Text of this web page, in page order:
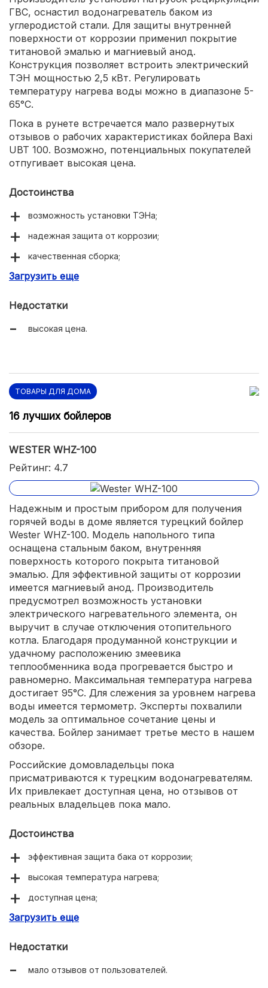
ГВС, оснастил водонагреватель баком из
углеродистой стали. Для защиты внутренней
поверхности от коррозии применил покрытие
титановой эмалью и магниевый анод.
Конструкция позволяет встроить электрический
ТЭН мощностью 2,5 кВт. Регулировать
температуру нагрева воды можно в диапазоне 5-
65°С.
Пока в рунете встречается мало развернутых
отзывов о рабочих характеристиках бойлера Baxi
UBT 100. Возможно, потенциальных покупателей
отпугивает высокая цена.
Достоинства
возможность установки ТЭНа;
надежная защита от коррозии;
качественная сборка;
рециркуляция ГВС.
Загрузить еще
Недостатки
высокая цена.
ТОВАРЫ ДЛЯ ДОМА
16 лучших бойлеров
WESTER WHZ-100
Рейтинг: 4.7
Надежным и простым прибором для получения
горячей воды в доме является турецкий бойлер
Wester WHZ-100. Модель напольного типа
оснащена стальным баком, внутренняя
поверхность которого покрыта титановой
эмалью. Для эффективной защиты от коррозии
имеется магниевый анод. Производитель
предусмотрел возможность установки
электрического нагревательного элемента, он
выручит в случае отключения отопительного
котла. Благодаря продуманной конструкции и
удачному расположению змеевика
теплообменника вода прогревается быстро и
равномерно. Максимальная температура нагрева
достигает 95°С. Для слежения за уровнем нагрева
воды имеется термометр. Эксперты похвалили
модель за оптимальное сочетание цены и
качества. Бойлер занимает третье место в нашем
обзоре.
Российские домовладельцы пока
присматриваются к турецким водонагревателям.
Их привлекает доступная цена, но отзывов от
реальных владельцев пока мало.
Достоинства
эффективная защита бака от коррозии;
высокая температура нагрева;
доступная цена;
быстрый равномерный нагрев воды.
Загрузить еще
Недостатки
мало отзывов от пользователей.